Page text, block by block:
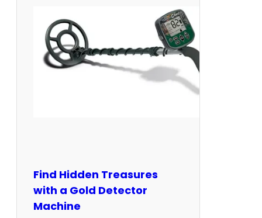
Find Hidden Treasures
with a Gold Detector
Machine